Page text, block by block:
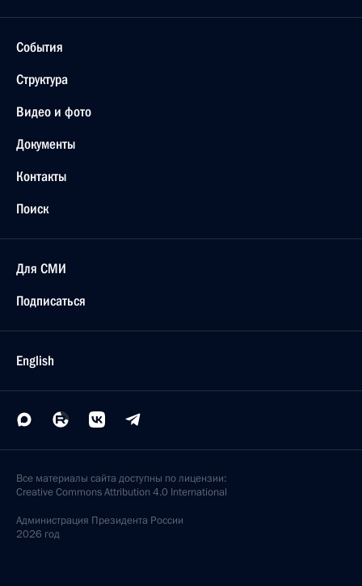
События
Структура
Видео и фото
Документы
Контакты
Поиск
Для СМИ
Подписаться
English
Все материалы сайта доступны по лицензии:
Creative Commons Attribution 4.0 International
Администрация Президента России
2026 год